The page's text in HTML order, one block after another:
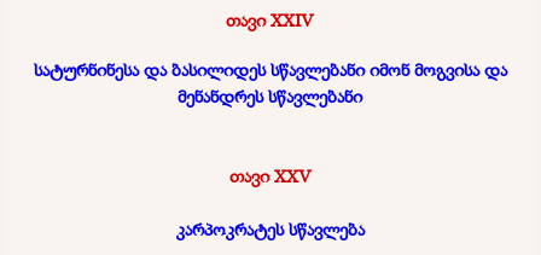
თავი XXIV
სატურნინესა და ბასილიდეს სწავლებანი იმონ მოგვისა და
მენანდრეს სწავლებანი
თავი XXV
კარპოკრატეს სწავლება